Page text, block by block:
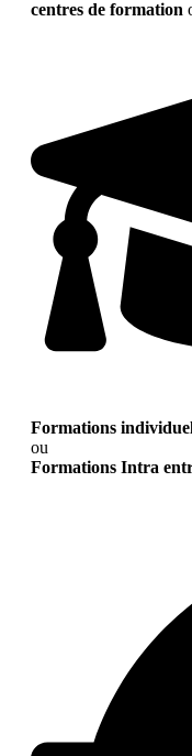
centres de formation
Formations
ou
Formations Intra